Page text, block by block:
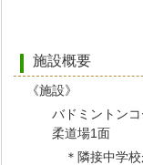
施設概要
《施設》
バドミントンコー
柔道場1面
＊隣接中学校が